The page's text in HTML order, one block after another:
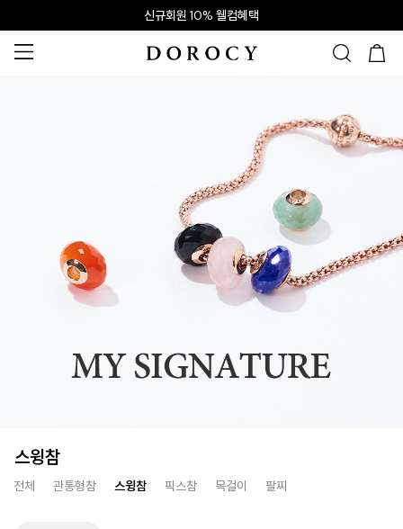
신규회원 10% 웰컴혜택
스윙참
전체 관통형참 스윙참 픽스참 목걸이 팔찌